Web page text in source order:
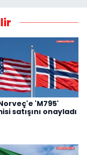
'M795'
satışını onayladı